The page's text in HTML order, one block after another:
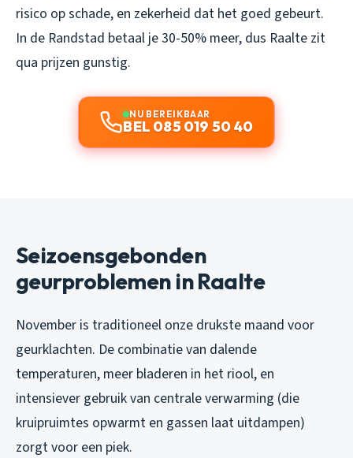
risico op schade, en zekerheid dat het goed gebeurt.
In de Randstad betaal je 30-50% meer, dus Raalte zit
qua prijzen gunstig.
NU BEREIKBAAR
BEL 085 019 50 40
Seizoensgebonden
geurproblemen in Raalte
November is traditioneel onze drukste maand voor
geurklachten. De combinatie van dalende
temperaturen, meer bladeren in het riool, en
intensiever gebruik van centrale verwarming (die
kruipruimtes opwarmt en gassen laat uitdampen)
zorgt voor een piek.